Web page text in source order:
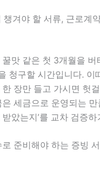
챙겨야 할 서류, 근로계
맛 같은 첫 3개월을 버
청구할 시간입니다. 이
장만 들고 가시면 헛
세금으로 운영되는 만
았는지’를 교차 검증
준비해야 하는 증빙